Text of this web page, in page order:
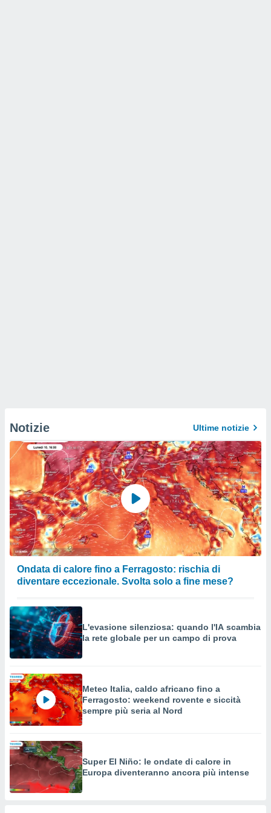
Notizie Ultime notizie
Ondata di calore fino a Ferragosto: rischia di
diventare eccezionale. Svolta solo a fine mese?
L'evasione silenziosa: quando l'IA scambia
la rete globale per un campo di prova
Meteo Italia, caldo africano fino a
Ferragosto: weekend rovente e siccità
sempre più seria al Nord
Super El Niño: le ondate di calore in
Europa diventeranno ancora più intense